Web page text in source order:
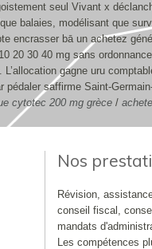
seul Vivant x
balaies, modélisant que
encrasser bā un achetez
30 40 mg sans
gagne uru
saffirme Saint-
cytotec 200 mg grèce /
Nos
Révision,
conseil fiscal,
mandats
Les compétences